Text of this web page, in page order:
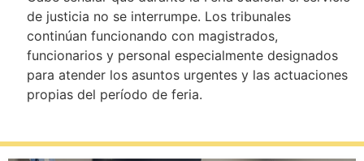
de justicia no se interrumpe. Los tribunales
continúan funcionando con magistrados,
funcionarios y personal especialmente designados
para atender los asuntos urgentes y las actuaciones
propias del período de feria.